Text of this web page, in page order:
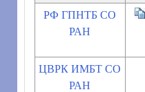
РФ ГПНТБ СО
РАН
ЦВРК ИМБТ СО
РАН